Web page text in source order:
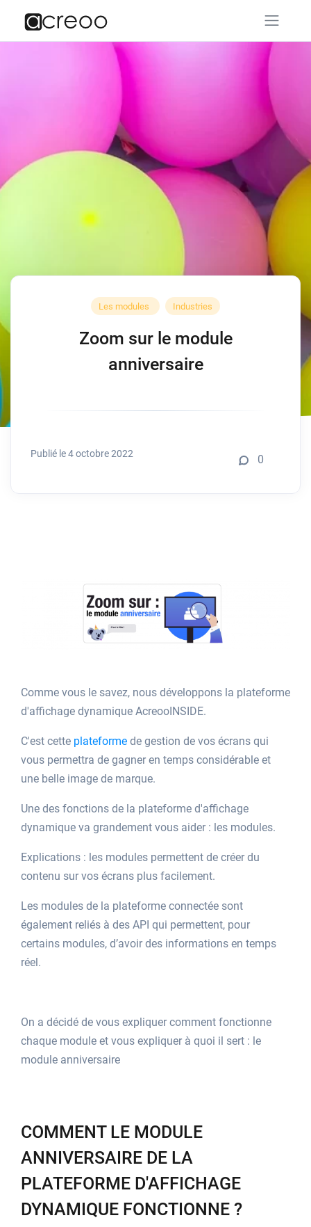
Les modules Industries
Zoom sur le module
anniversaire
Publié le 4 octobre 2022 0
Comme vous le savez, nous développons la plateforme
d'affichage dynamique AcreooINSIDE.
C'est cette plateforme de gestion de vos écrans qui
vous permettra de gagner en temps considérable et
une belle image de marque.
Une des fonctions de la plateforme d'affichage
dynamique va grandement vous aider : les modules.
Explications : les modules permettent de créer du
contenu sur vos écrans plus facilement.
Les modules de la plateforme connectée sont
également reliés à des API qui permettent, pour
certains modules, d’avoir des informations en temps
réel.
On a décidé de vous expliquer comment fonctionne
chaque module et vous expliquer à quoi il sert : le
module anniversaire
COMMENT LE MODULE
ANNIVERSAIRE DE LA
PLATEFORME D'AFFICHAGE
DYNAMIQUE FONCTIONNE ?